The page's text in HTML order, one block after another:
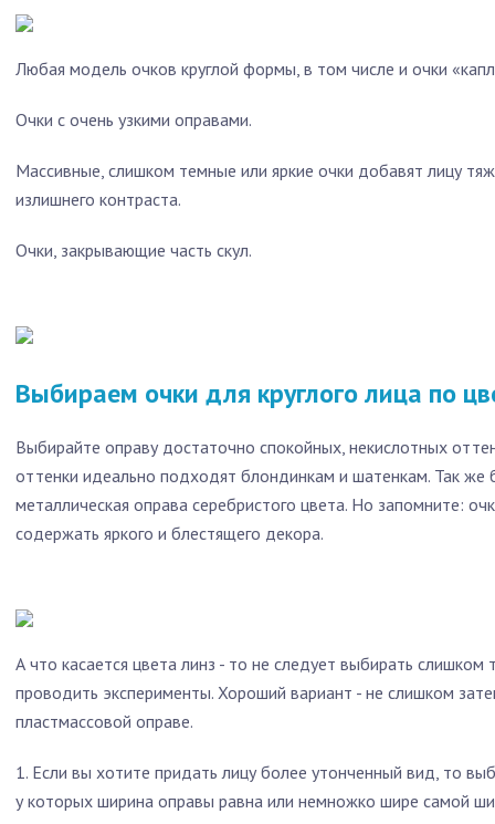
Любая модель очков круглой формы, в том числе и очки
Очки с очень узкими оправами.
Массивные, слишком темные или яркие очки добавят лицу
излишнего контраста.
Очки, закрывающие часть скул.
Выбираем очки для круглого лица по
Выбирайте оправу достаточно спокойных, некислотных
оттенки идеально подходят блондинкам и шатенкам. Так
металлическая оправа серебристого цвета. Но запомните:
содержать яркого и блестящего декора.
А что касается цвета линз - то не следует выбирать
проводить эксперименты. Хороший вариант - не слишком
пластмассовой оправе.
1. Если вы хотите придать лицу более утонченный вид, то
у которых ширина оправы равна или немножко шире самой